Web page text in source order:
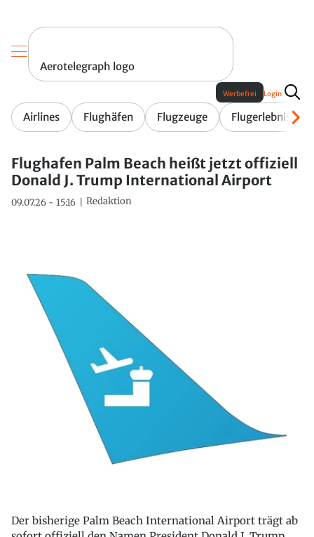
Aerotelegraph logo
Airlines Flughäfen Flugzeuge Flugerlebnis
Werbefrei Login
Flughafen Palm Beach heißt jetzt offiziell
Donald J. Trump International Airport
09.07.26 - 15:16 Redaktion
Der bisherige Palm Beach International Airport trägt ab